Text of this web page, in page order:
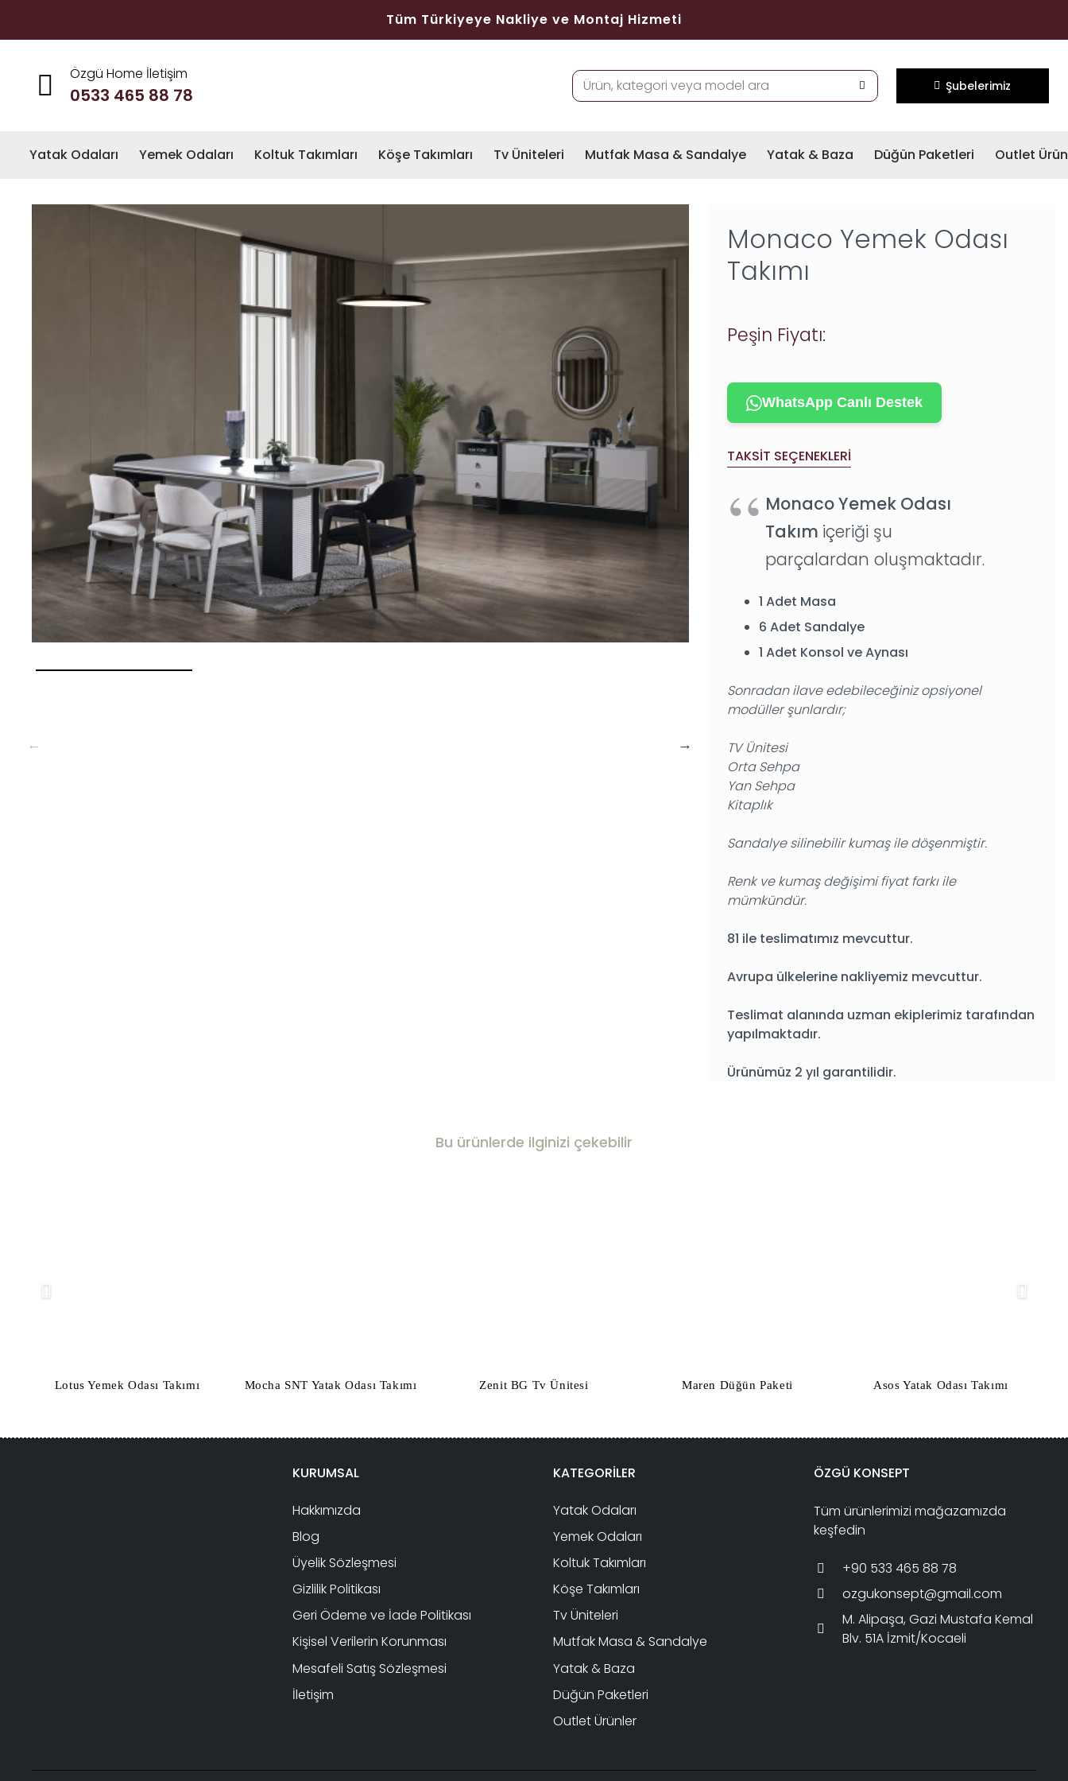
Tüm Türkiyeye Nakliye ve Montaj Hizmeti
Özgü Home İletişim
0533 465 88 78 Şubelerimiz
Yatak Odaları Yemek Odaları Koltuk Takımları Köşe Takımları Tv Üniteleri Mutfak Masa & Sandalye Yatak & Baza Düğün Paketleri Outlet
Monaco Yemek Odası
Takımı
Peşin Fiyatı:
WhatsApp Canlı Destek
TAKSIT SEÇENEKLERI
Monaco Yemek Odası
Takım içeriği şu
parçalardan oluşmaktadır.
1 Adet Masa
6 Adet Sandalye
1 Adet Konsol ve Aynası
Sonradan ilave edebileceğiniz opsiyonel
modüller şunlardır;
TV Ünitesi
Orta Sehpa
Yan Sehpa
Kitaplık
Sandalye silinebilir kumaş ile döşenmiştir.
Renk ve kumaş değişimi fiyat farkı ile
mümkündür.
81 ile teslimatımız mevcuttur.
Avrupa ülkelerine nakliyemiz mevcuttur.
Teslimat alanında uzman ekiplerimiz tarafından
yapılmaktadır.
Ürünümüz 2 yıl garantilidir.
Bu ürünlerde ilginizi çekebilir
Lotus Yemek Odası Takımı Mocha SNT Yatak Odası Takımı Zenit BG Tv Ünitesi Maren Düğün Paketi Asos Yatak Odası Takımı
KURUMSAL
Hakkımızda
Blog
Üyelik Sözleşmesi
Gizlilik Politikası
Geri Ödeme ve İade Politikası
Kişisel Verilerin Korunması
Mesafeli Satış Sözleşmesi
İletişim
KATEGORİLER
Yatak Odaları
Yemek Odaları
Koltuk Takımları
Köşe Takımları
Tv Üniteleri
Mutfak Masa & Sandalye
Yatak & Baza
Düğün Paketleri
Outlet Ürünler
ÖZGÜ KONSEPT
Tüm ürünlerimizi mağazamızda
keşfedin
+90 533 465 88 78
ozgukonsept@gmail.com
M. Alipaşa, Gazi Mustafa Kemal
Blv. 51A İzmit/Kocaeli